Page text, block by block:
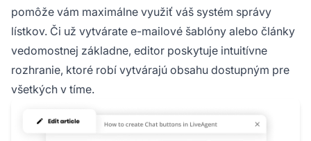
pomôže vám maximálne využiť váš systém správy
lístkov. Či už vytvárate e-mailové šablóny alebo články
vedomostnej základne, editor poskytuje intuitívne
rozhranie, ktoré robí vytvárajú obsahu dostupným pre
všetkých v tíme.